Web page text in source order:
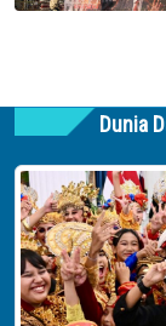
Dunia